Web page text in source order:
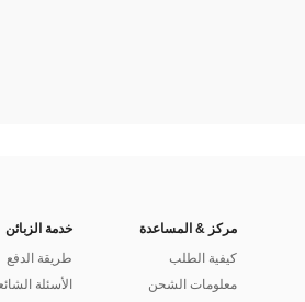
مركز & المساعدة
كيفية الطلب
معلومات الشحن
خدمة الزبائن
طريقة الدفع
الأسئلة